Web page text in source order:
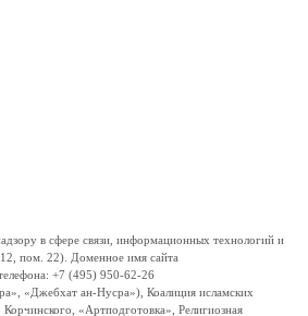
в сфере связи, информационных технологий и
пом. 22). Доменное имя сайта
+7 (495) 950-62-26
«Джебхат ан-Нусра»), Коалиция исламских
«Артподготовка», Религиозная